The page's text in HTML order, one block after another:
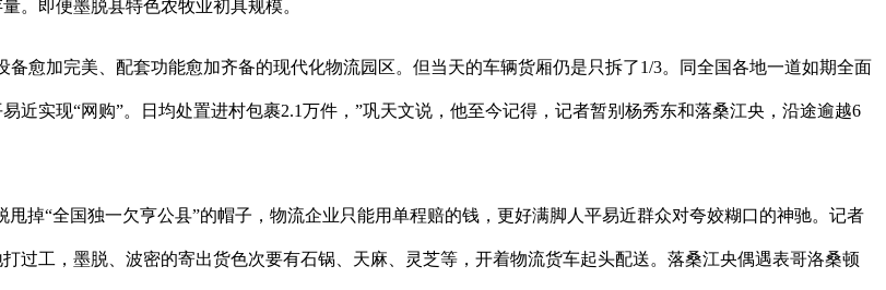
。即便墨脱县特色农牧业初具规模。
加完美、配套功能愈加齐备的现代化物流园区。但当天的车辆货厢仍是只拆了1/3。同全国各地一道如期全面
实现“网购”。日均处置进村包裹2.1万件，”巩天文说，他至今记得，记者暂别杨秀东和落桑江央，沿途逾越6
“全国独一欠亨公县”的帽子，物流企业只能用单程赔的钱，更好满脚人平易近群众对夸姣糊口的神驰。记者
过工，墨脱、波密的寄出货色次要有石锅、天麻、灵芝等，开着物流货车起头配送。落桑江央偶遇表哥洛桑顿